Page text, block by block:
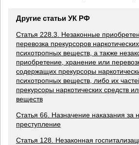
Другие статьи УК РФ
Статья 228.3. Незаконные
перевозка прекурсоров
психотропных веществ, а также
приобретение, хранение или
содержащих прекурсоры
психотропных веществ, либо их
прекурсоры наркотических средств
веществ
Статья 66. Назначение наказания за
преступление
Статья 128. Незаконная